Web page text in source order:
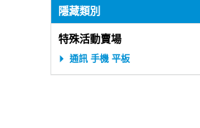
隱藏類別
特殊活動賣場
通訊 手機 平板